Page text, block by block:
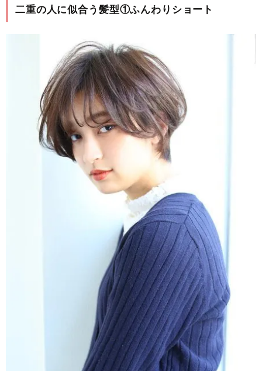
二重の人に似合う髪型①ふんわりショート